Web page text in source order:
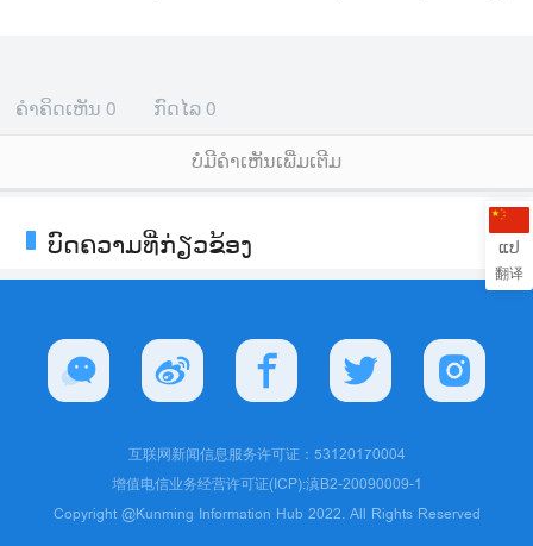
ຄຳຄິດເຫັນ 0 ກົດໄລ 0
ບໍ່ມີຄໍາເຫັນເພີ່ມເຕີມ
ບົດຄວາມທີ່ກ່ຽວຂ້ອງ
互联网新闻信息服务许可证：53120170004
增值电信业务经营许可证(ICP):滇B2-20090009-1
Copyright @Kunming Information Hub 2022. All Rights Reserved
ແປ
翻译